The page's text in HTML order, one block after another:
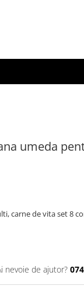
umeda
carne de vita set 8
nevoie de ajutor?